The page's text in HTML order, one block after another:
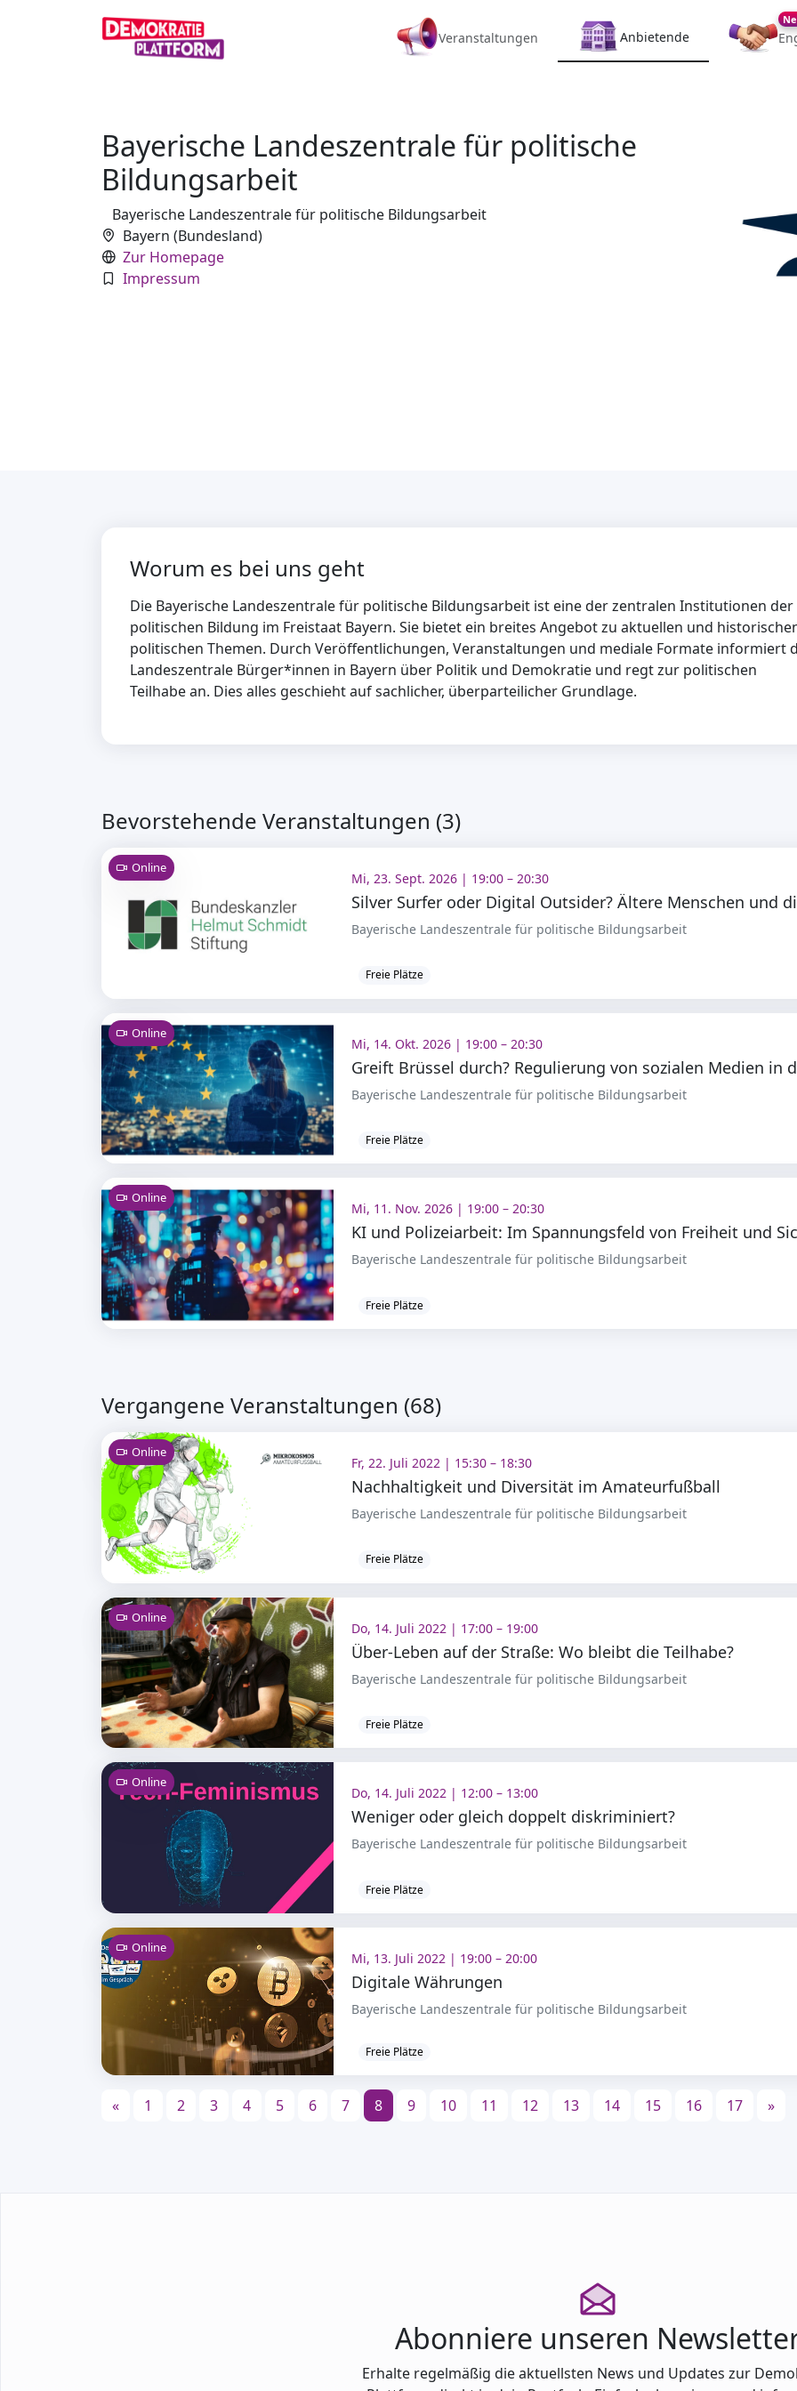
Veranstaltungen Anbietende
Bayerische Landeszentrale für politische
Bildungsarbeit
Bayerische Landeszentrale für politische Bildungsarbeit
Bayern (Bundesland)
Zur Homepage
Impressum
Worum es bei uns geht
Die Bayerische Landeszentrale für politische Bildungsarbeit ist eine der zentralen Institutionen der
politischen Bildung im Freistaat Bayern. Sie bietet ein breites Angebot zu aktuellen und
politischen Themen. Durch Veröffentlichungen, Veranstaltungen und mediale Formate informiert
Landeszentrale Bürger*innen in Bayern über Politik und Demokratie und regt zur politischen
Teilhabe an. Dies alles geschieht auf sachlicher, überparteilicher Grundlage.
Bevorstehende Veranstaltungen (3)
Online
Mi, 23. Sept. 2026 | 19:00 – 20:30
Bayerische Landeszentrale für politische Bildungsarbeit
Freie Plätze
Online
Mi, 14. Okt. 2026 | 19:00 – 20:30
Bayerische Landeszentrale für politische Bildungsarbeit
Freie Plätze
Online
Mi, 11. Nov. 2026 | 19:00 – 20:30
Bayerische Landeszentrale für politische Bildungsarbeit
Freie Plätze
Vergangene Veranstaltungen (68)
Online
Fr, 22. Juli 2022 | 15:30 – 18:30
Nachhaltigkeit und Diversität im Amateurfußball
Bayerische Landeszentrale für politische Bildungsarbeit
Freie Plätze
Online
Do, 14. Juli 2022 | 17:00 – 19:00
Über-Leben auf der Straße: Wo bleibt die Teilhabe?
Bayerische Landeszentrale für politische Bildungsarbeit
Freie Plätze
Online
Do, 14. Juli 2022 | 12:00 – 13:00
Weniger oder gleich doppelt diskriminiert?
Bayerische Landeszentrale für politische Bildungsarbeit
Freie Plätze
Online
Mi, 13. Juli 2022 | 19:00 – 20:00
Digitale Währungen
Bayerische Landeszentrale für politische Bildungsarbeit
Freie Plätze
« 1 2 3 4 5 6 7 8 9 10 11 12 13 14 15 16 17 »
Abonniere unseren
Erhalte regelmäßig die aktuellsten News und Updates zur